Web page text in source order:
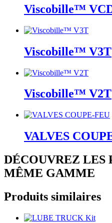
Viscobille™
Viscobille™ V3T
Viscobille™ V2T
VALVES
DÉCOUVREZ LES
MÊME GAMME
Produits similaires